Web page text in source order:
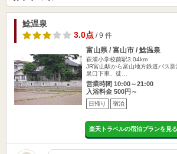
鯰温泉
3.0点/ 9 件
富山県 / 富山市 / 鯰温泉
萩浦小学校前駅3.04km
JR富山駅から富山地方鉄道バス
泉口下車、徒…
営業時間 10:00～21:00
入浴料金 500円～
日帰り 宿泊
楽天トラベルの宿泊プランを見る